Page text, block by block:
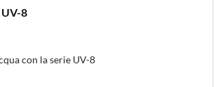
8
con la serie UV-8